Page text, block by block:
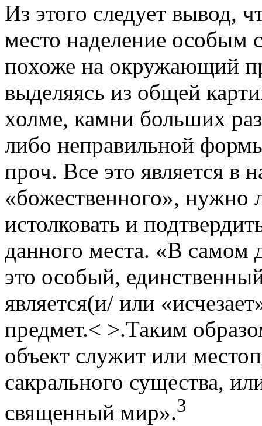
Из этого следует вывод,
место наделение особым
похоже на окружающий
выделяясь из общей
холме, камни больших
либо неправильной
проч. Все это является в
«божественного», нужно
истолковать и
данного места. «В самом
это особый,
является(и/ или
предмет.< >.Таким
объект служит или
сакрального существа,
священный мир».3